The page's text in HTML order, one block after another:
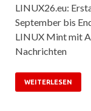
LINUX26.eu:
September bis
LINUX Mint mit
Nachrichten
WEITERLESEN